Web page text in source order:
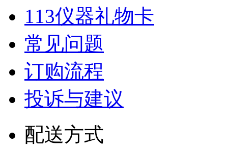
113仪器礼物卡
常见问题
订购流程
投诉与建议
配送方式